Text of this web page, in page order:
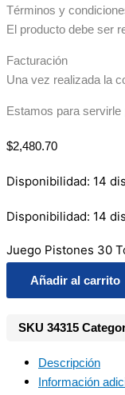
Términos y
El producto debe ser
Facturación
Una vez realizada la
Estamos para servirle
$2,480.70
Disponibilidad: 14
Disponibilidad: 14
Juego Pistones 30
Añadir al carrito
SKU 34315
Descripción
Información